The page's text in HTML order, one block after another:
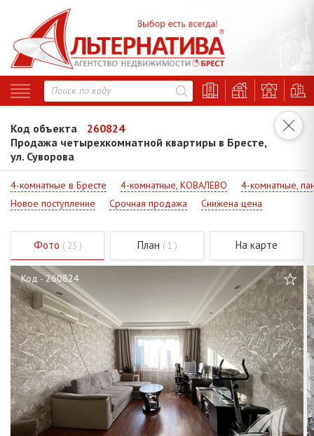
Код объекта
260824
Продажа четырехкомнатной квартиры в Бресте,
ул. Суворова
4-комнатные в Бресте 4-комнатные, КОВАЛЕВО
4-комнатные,
Новое поступление
Срочная продажа Снижена цена
Фото ( 25 ) План ( 1 ) На карте
Код - 260824